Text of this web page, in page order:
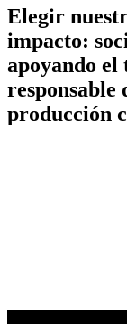
Elegir
impacto:
apoyando el
responsable
producción